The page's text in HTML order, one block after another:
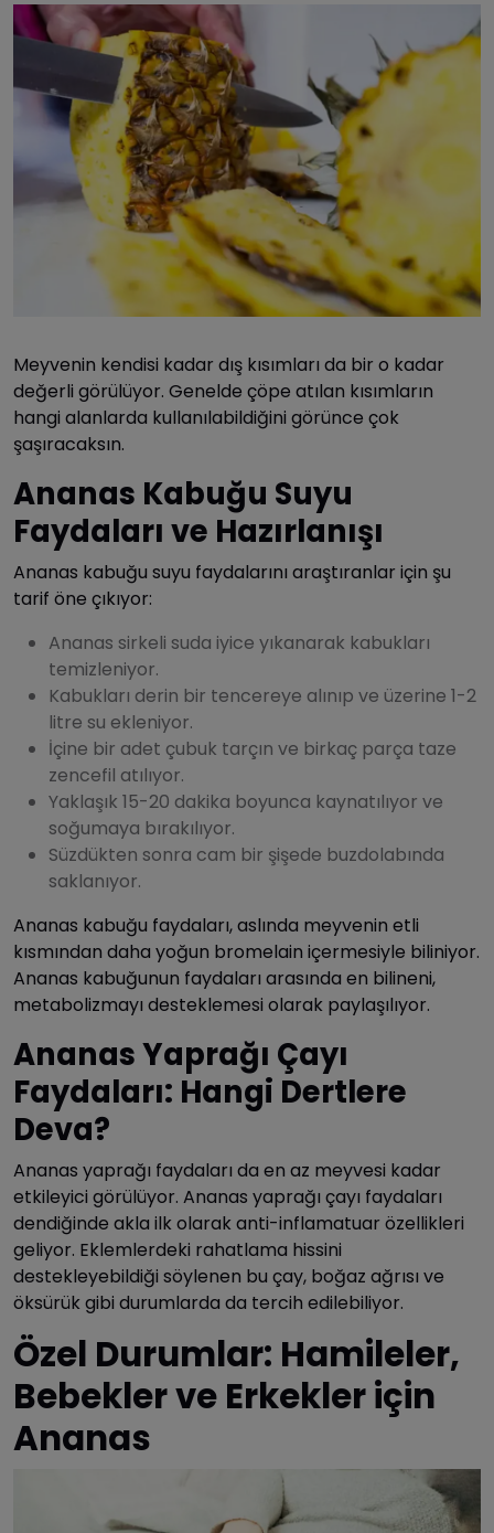
Meyvenin kendisi kadar dış kısımları da bir o kadar
değerli görülüyor. Genelde çöpe atılan kısımların
hangi alanlarda kullanılabildiğini görünce çok
şaşıracaksın.
Ananas Kabuğu Suyu
Faydaları ve Hazırlanışı
Ananas kabuğu suyu faydalarını araştıranlar için şu
tarif öne çıkıyor:
Ananas sirkeli suda iyice yıkanarak kabukları
temizleniyor.
Kabukları derin bir tencereye alınıp ve üzerine 1-2
litre su ekleniyor.
İçine bir adet çubuk tarçın ve birkaç parça taze
zencefil atılıyor.
Yaklaşık 15-20 dakika boyunca kaynatılıyor ve
soğumaya bırakılıyor.
Süzdükten sonra cam bir şişede buzdolabında
saklanıyor.
Ananas kabuğu faydaları, aslında meyvenin etli
kısmından daha yoğun bromelain içermesiyle biliniyor.
Ananas kabuğunun faydaları arasında en bilineni,
metabolizmayı desteklemesi olarak paylaşılıyor.
Ananas Yaprağı Çayı
Faydaları: Hangi Dertlere
Deva?
Ananas yaprağı faydaları da en az meyvesi kadar
etkileyici görülüyor. Ananas yaprağı çayı faydaları
dendiğinde akla ilk olarak anti-inflamatuar özellikleri
geliyor. Eklemlerdeki rahatlama hissini
destekleyebildiği söylenen bu çay, boğaz ağrısı ve
öksürük gibi durumlarda da tercih edilebiliyor.
Özel Durumlar: Hamileler,
Bebekler ve Erkekler için
Ananas